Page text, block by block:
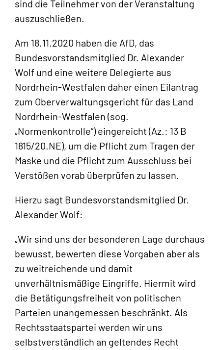
sind die Teilnehmer von der Veranstaltung
auszuschließen.
Am 18.11.2020 haben die AfD, das
Bundesvorstandsmitglied Dr. Alexander
Wolf und eine weitere Delegierte aus
Nordrhein-Westfalen daher einen Eilantrag
zum Oberverwaltungsgericht für das Land
Nordrhein-Westfalen (sog.
„Normenkontrolle“) eingereicht (Az.: 13 B
1815/20.NE), um die Pflicht zum Tragen der
Maske und die Pflicht zum Ausschluss bei
Verstößen vorab überprüfen zu lassen.
Hierzu sagt Bundesvorstandsmitglied Dr.
Alexander Wolf:
„Wir sind uns der besonderen Lage durchaus
bewusst, bewerten diese Vorgaben aber als
zu weitreichende und damit
unverhältnismäßige Eingriffe. Hiermit wird
die Betätigungsfreiheit von politischen
Parteien unangemessen beschränkt. Als
Rechtsstaatspartei werden wir uns
selbstverständlich an geltendes Recht